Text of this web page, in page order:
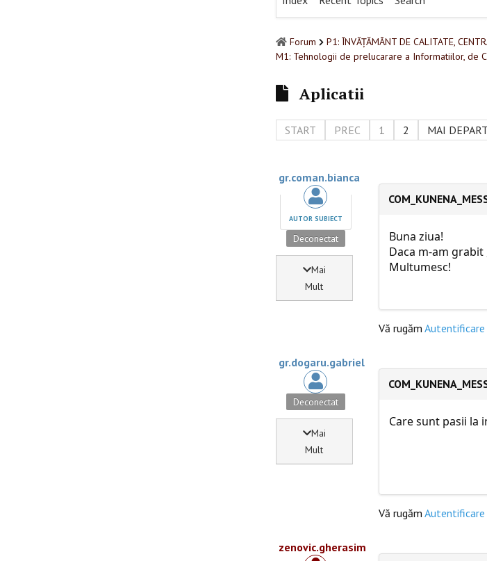
Forum
P1: ÎNVĂȚĂMÂNT DE CALITATE,
M1: Tehnologii de prelucarare a Informatiilor, de
Aplicatii
START PREC 1 2 MAI
gr.coman.bianca
AUTOR SUBIECT
Deconectat
Mai
Mult
Buna ziua!
Daca m-am
Multumesc!
Vă rugăm Autentificare
gr.dogaru.gabriel
Deconectat
Mai
Mult
Care sunt pasii la
Vă rugăm Autentificare
zenovic.gherasim